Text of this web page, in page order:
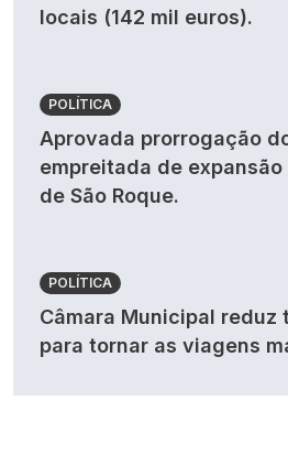
locais (142 mil euros).
POLÍTICA
Aprovada prorrogação
empreitada de
de São Roque.
POLÍTICA
Câmara Municipal reduz
para tornar as viagens